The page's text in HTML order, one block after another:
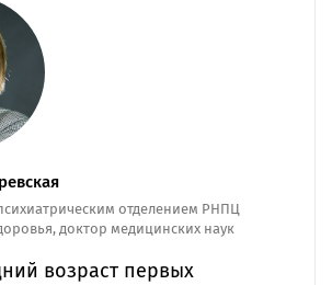
отделением РНПЦ
доктор медицинских наук
возраст первых